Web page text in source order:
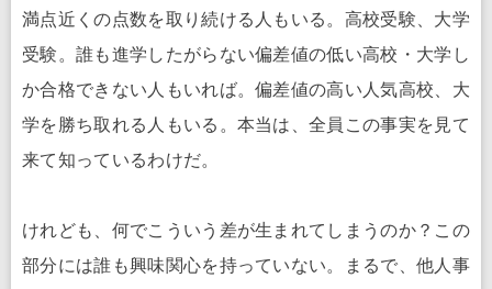
満点近くの点数を取り続ける人もいる。高校受験、大学
受験。誰も進学したがらない偏差値の低い高校・大学し
か合格できない人もいれば。偏差値の高い人気高校、大
学を勝ち取れる人もいる。本当は、全員この事実を見て
来て知っているわけだ。
けれども、何でこういう差が生まれてしまうのか？この
部分には誰も興味関心を持っていない。まるで、他人事